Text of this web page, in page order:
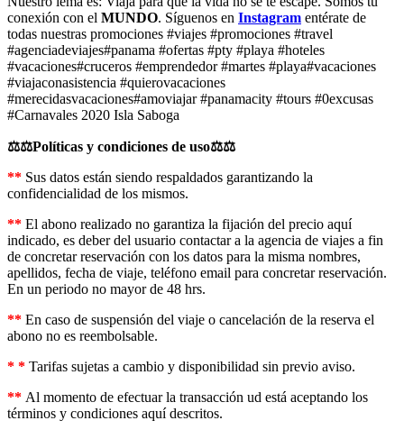
conexión con el MUNDO. Síguenos en Instagram entérate de
todas nuestras promociones #viajes #promociones #travel
#agenciadeviajes#panama #ofertas #pty #playa #hoteles
#vacaciones#cruceros #emprendedor #martes #playa#vacaciones
#viajaconasistencia #quierovacaciones
#merecidasvacaciones#amoviajar #panamacity #tours #0excusas
#Carnavales 2020 Isla Saboga
⚖️⚖️Políticas y condiciones de uso⚖️⚖️
** Sus datos están siendo respaldados garantizando la
confidencialidad de los mismos.
** El abono realizado no garantiza la fijación del precio aquí
indicado, es deber del usuario contactar a la agencia de viajes a fin
de concretar reservación con los datos para la misma nombres,
apellidos, fecha de viaje, teléfono email para concretar reservación.
En un periodo no mayor de 48 hrs.
** En caso de suspensión del viaje o cancelación de la reserva el
abono no es reembolsable.
* * Tarifas sujetas a cambio y disponibilidad sin previo aviso.
** Al momento de efectuar la transacción ud está aceptando los
términos y condiciones aquí descritos.